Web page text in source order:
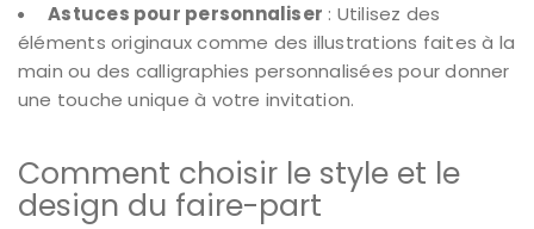
Astuces pour personnaliser : Utilisez des
éléments originaux comme des illustrations faites à la
main ou des calligraphies personnalisées pour donner
une touche unique à votre invitation.
Comment choisir le style et le
design du faire-part